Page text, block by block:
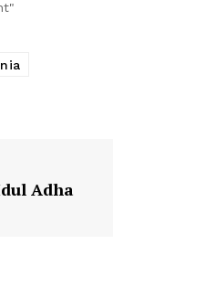
Adha